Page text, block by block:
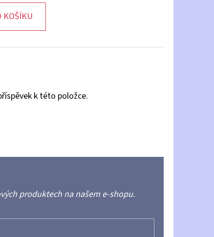
KOŠÍKU
k této položce.
produktech na našem e-shopu.